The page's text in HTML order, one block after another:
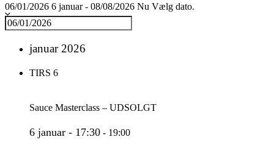
06/01/2026 6 januar- 08/08/2026 Nu Vælg dato.
januar 2026
TIRS 6
Sauce Masterclass – UDSOLGT
6 januar - 17:30 - 19:00